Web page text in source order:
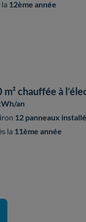
12ème année
chauffée à
an
12 panneaux
la 11ème année